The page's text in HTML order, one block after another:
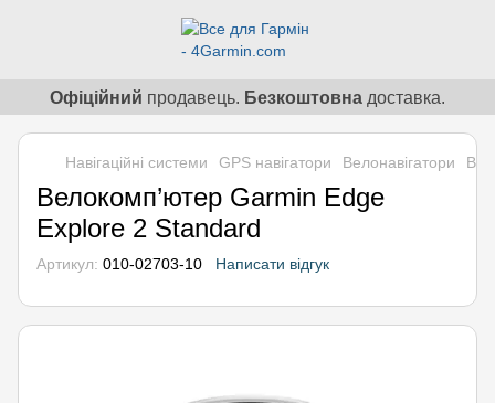
Офіційний продавець. Безкоштовна доставка.
Навігаційні системи GPS навігатори Велонавігатори
Велокомп’ютер Garmin Edge
Explore 2 Standard
Артикул: 010-02703-10 Написати відгук